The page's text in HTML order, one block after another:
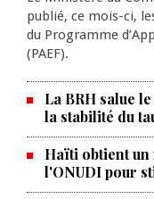
publié, ce mois-ci,
du Programme
(PAEF).
La BRH salue
la stabilité du
Haïti obtient un
l'ONUDI pour